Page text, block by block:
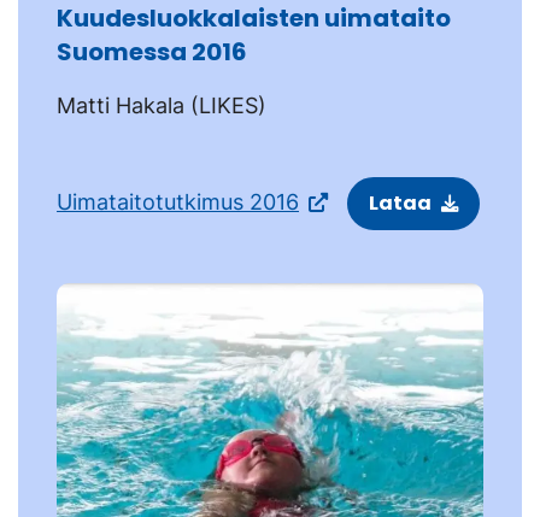
Kuudesluokkalaisten uimataito
Suomessa 2016
Matti Hakala (LIKES)
Uimataitotutkimus 2016 Lataa